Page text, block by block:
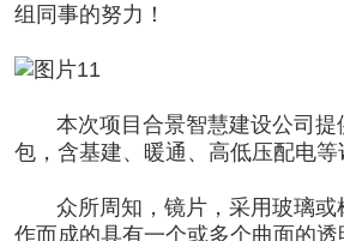
组同事的努力！
本次项目合景智慧建设公司 提
包，含基建、暖通、高低压配电等
众所周知，镜片，采用玻璃或
作而成的具有一个或多个曲面的